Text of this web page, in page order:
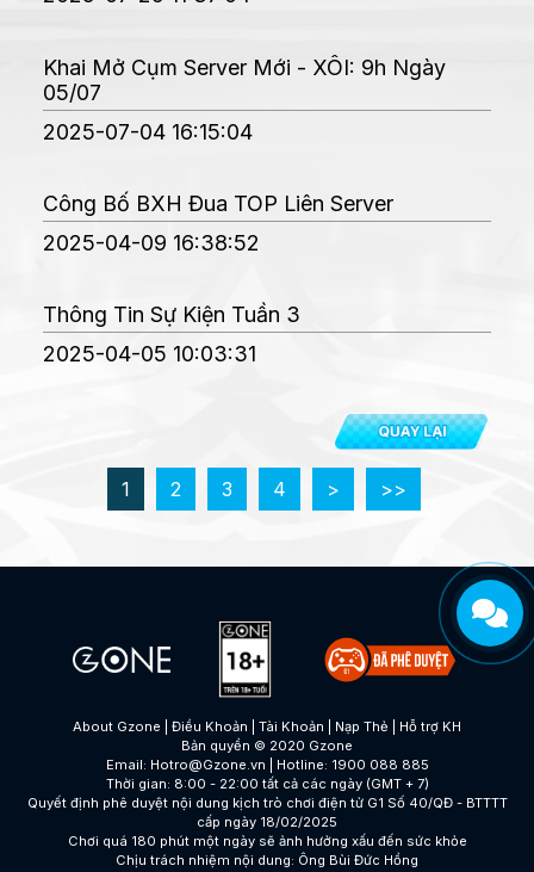
Song Hành - Thánh Địa AFK
Thiên Mệnh Đăng Tiên
Liên Minh Chiến Hạm: Tam Cực
Khai Mở Cụm Server Mới - XÔI: 9h Ngày
05/07
2025-07-04 16:15:04
Công Bố BXH Đua TOP Liên Server
2025-04-09 16:38:52
Thông Tin Sự Kiện Tuần 3
2025-04-05 10:03:31
1 2 3 4 > >>
About Gzone | Điều Khoản | Tài Khoản | Nạp Thẻ | Hỗ trợ KH
Bản quyền © 2020 Gzone
Email: Hotro@Gzone.vn | Hotline: 1900 088 885
Thời gian: 8:00 - 22:00 tất cả các ngày (GMT + 7)
Quyết định phê duyệt nội dung kịch trò chơi điện tử G1 Số 40/QĐ - BTTTT
cấp ngày 18/02/2025
Chơi quá 180 phút một ngày sẽ ảnh hưởng xấu đến sức khỏe
Chịu trách nhiệm nội dung: Ông Bùi Đức Hồng